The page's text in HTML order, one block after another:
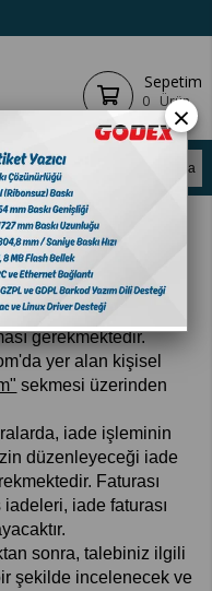
Sepetim
0 Ürün
süre 14 gündür.
paketi hasar
kullanılmamış veya
gerekmektedir.
yer alan kişisel
sekmesi üzerinden
iade işleminin
düzenleyeceği iade
Faturası
iade faturası
sonra, talebiniz ilgili
şekilde incelenecek ve
×